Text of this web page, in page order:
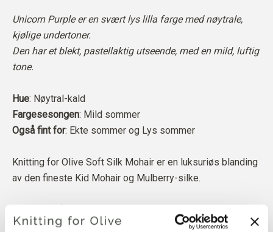
Unicorn Purple er en svært lys lilla farge med nøytrale,
kjølige undertoner.
Den har et blekt, pastellaktig utseende, med en mild, luftig
tone.
Hue: Nøytral-kald
Fargesesongen: Mild sommer
Også fint for: Ekte sommer og Lys sommer
Knitting for Olive Soft Silk Mohair er en luksuriøs blanding
av den fineste Kid Mohair og Mulberry-silke.
Sør-Afrika, og garnet er også produsert lokalt. Garnet vårt